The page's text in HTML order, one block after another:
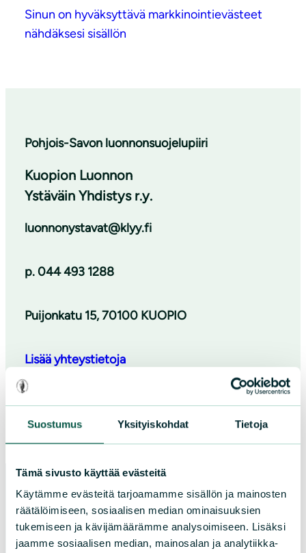
Suostumus Yksityiskohdat Tietoja
Tämä sivusto käyttää evästeitä
Käytämme evästeitä tarjoamamme sisällön ja mainosten
räätälöimiseen, sosiaalisen median ominaisuuksien
tukemiseen ja kävijämäärämme analysoimiseen. Lisäksi
jaamme sosiaalisen median, mainosalan ja analytiikka-
Sinun on hyväksyttävä markkinointievästeet
nähdäksesi sisällön
Pohjois-Savon luonnonsuojelupiiri
Kuopion Luonnon
Ystäväin Yhdistys r.y.
luonnonystavat@klyy.fi
p. 044 493 1288
Puijonkatu 15, 70100 KUOPIO
Lisää yhteystietoja
Facebook Instagram
Paikallistoiminta